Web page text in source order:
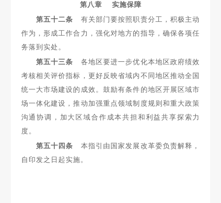
第八章 实施保障
第五十二条 有关部门要按照职责分工，积极主动
作为，形成工作合力，强化对地方的指导，确保各项任
务落到实处。
第五十三条 各地区要进一步优化本地区政府绩效
考核相关评价指标，更好反映省域内不同地区推动全国
统一大市场建设的成效。鼓励有条件的地区开展区域市
场一体化建设，推动加强重点领域制度规则和重大政策
沟通协调，加大区域合作成本共担和利益共享探索力
度。
第五十四条 本指引由国家发展改革委负责解释，
自印发之日 起实施。